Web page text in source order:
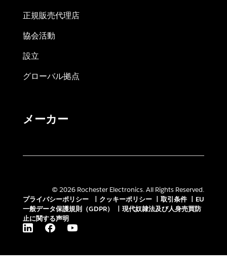
正規販売代理店
協会活動
設立
グローバル拠点
メーカー
© 2026 Rochester Electronics. All Rights Reserved.
プライバシーポリシー
クッキーポリシー 取引条件
EU
一般データ保護規則（GDPR）
現代奴隷法及び人身売買防
止に関する声明